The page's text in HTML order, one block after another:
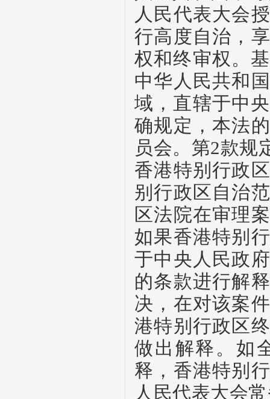
人民代表大会
行高度自治，
权和终审权。
中华人民共和
域，直辖于中
确规定，本法
员会。第2款规
香港特别行政
别行政区自治
区法院在审理
如果香港特别
于中央人民政
的条款进行解
决，在对该案
港特别行政区
做出解释。如
释，香港特别
人民代表大会